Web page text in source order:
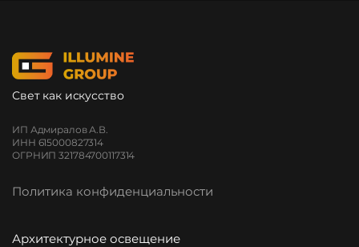
Свет как искусство
ИП Адмиралов А.В.
ИНН 615000827314
ОГРНИП 321784700117314
Политика конфиденциальности
Архитектурное освещение